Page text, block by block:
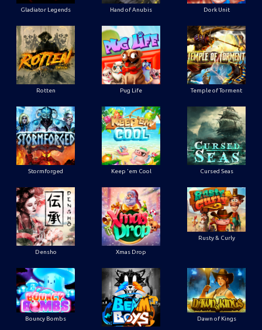
Gladiator Legends Hand of Anubis Dork Unit
Rotten Pug Life Temple of Torment
Stormforged Keep 'em Cool Cursed Seas
Densho Xmas Drop
Rusty & Curly
Bouncy Bombs Dawn of Kings